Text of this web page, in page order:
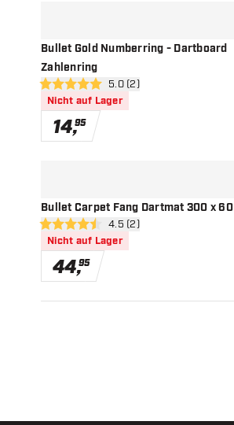
Bullet Gold Numberring - Dartboard
Zahlenring
Bewertungsbereich öffnen
5 Bewertungssterne
5.0 (2)
Nicht auf Lager
14,95
Bullet Carpet Fang Dartmat 300 x 60
Bewertungsbereich öffnen
4.5 Bewertungssterne
4.5 (2)
Nicht auf Lager
44,95